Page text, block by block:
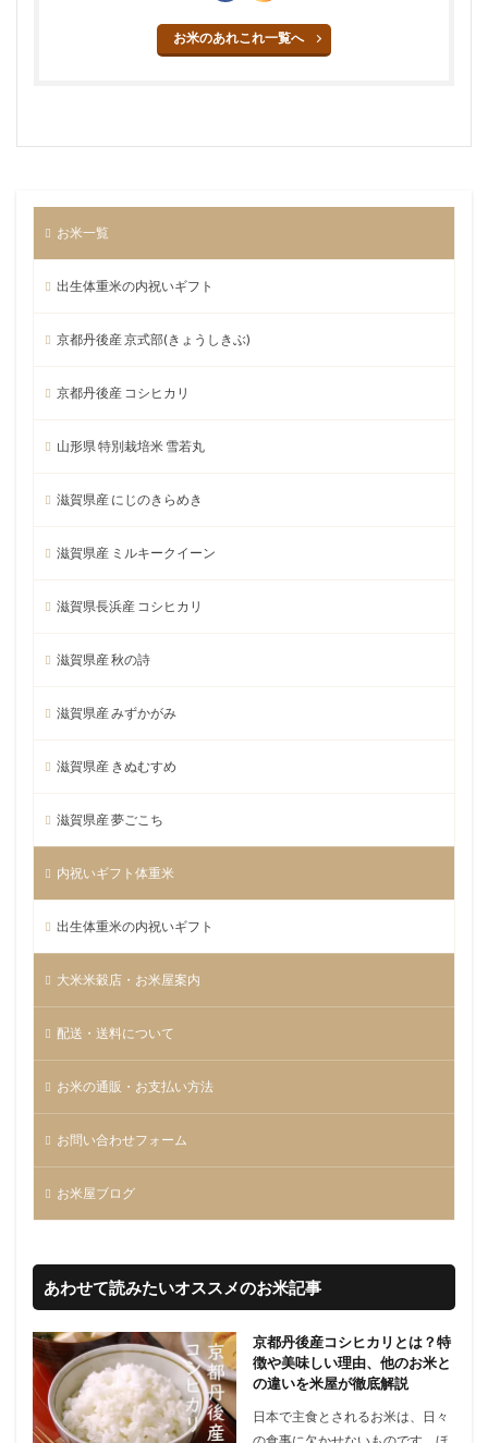
お米のあれこれ一覧へ
お米一覧
出生体重米の内祝いギフト
京都丹後産 京式部(きょうしきぶ)
京都丹後産 コシヒカリ
山形県 特別栽培米 雪若丸
滋賀県産 にじのきらめき
滋賀県産 ミルキークイーン
滋賀県長浜産 コシヒカリ
滋賀県産 秋の詩
滋賀県産 みずかがみ
滋賀県産 きぬむすめ
滋賀県産 夢ごこち
内祝いギフト体重米
出生体重米の内祝いギフト
大米米穀店・お米屋案内
配送・送料について
お米の通販・お支払い方法
お問い合わせフォーム
お米屋ブログ
あわせて読みたいオススメのお米記事
京都丹後産コシヒカリとは？特
徴や美味しい理由、他のお米と
の違いを米屋が徹底解説
日本で主食とされるお米は、日々